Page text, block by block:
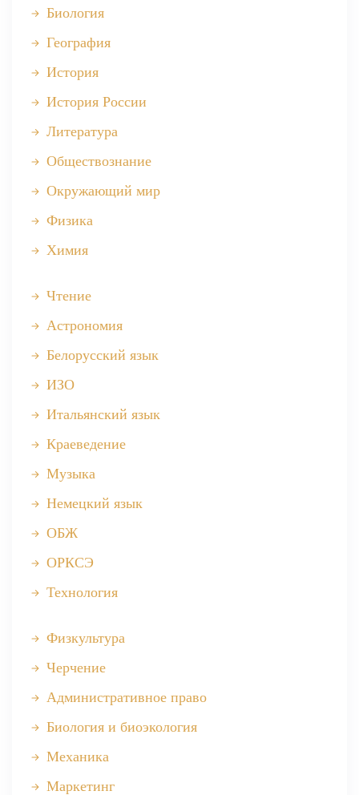
Биология
География
История
История России
Литература
Обществознание
Окружающий мир
Физика
Химия
Чтение
Астрономия
Белорусский язык
ИЗО
Итальянский язык
Краеведение
Музыка
Немецкий язык
ОБЖ
ОРКСЭ
Технология
Физкультура
Черчение
Административное право
Биология и биоэкология
Механика
Маркетинг